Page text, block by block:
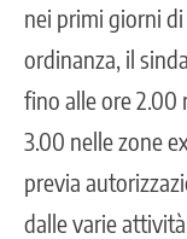
nei primi giorni
ordinanza, il
fino alle ore 2.00
3.00 nelle zone
previa
dalle varie